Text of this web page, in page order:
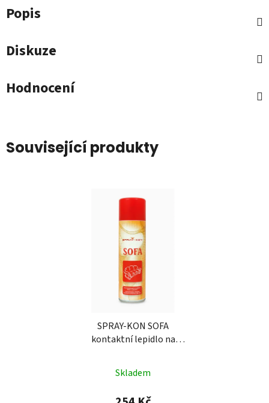
Popis
Diskuze
Hodnocení
Související produkty
SPRAY-KON SOFA
kontaktní lepidlo na
Skladem